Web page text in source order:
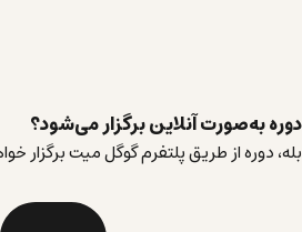
دوره به‌صورت آنلاین برگزار می‌شود؟
بله، دوره از طریق پلتفرم گوگل میت برگزار